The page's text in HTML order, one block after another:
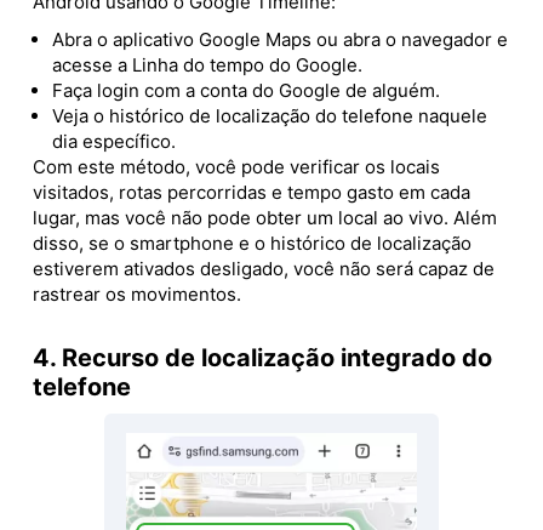
Abra o aplicativo Google Maps ou abra o navegador e
acesse a Linha do tempo do Google.
Faça login com a conta do Google de alguém.
Veja o histórico de localização do telefone naquele
dia específico.
Com este método, você pode verificar os locais
visitados, rotas percorridas e tempo gasto em cada
lugar, mas você não pode obter um local ao vivo. Além
disso, se o smartphone e o histórico de localização
estiverem ativados desligado, você não será capaz de
rastrear os movimentos.
4. Recurso de localização integrado do
telefone